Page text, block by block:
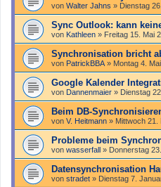
von Walter Jahns » Dienstag
Sync Outlook: kann
von Kathleen » Freitag 15. Mai
Synchronisation bricht
von PatrickBBA » Montag 4.
Google Kalender
von Dannenmaier » Dienstag
Beim DB-
von V. Heitmann » Mittwoch 21.
Probleme beim
von wasserfall » Donnerstag
Datensynchronisation
von stradet » Dienstag 7.